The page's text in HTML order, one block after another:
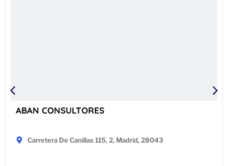
ABAN CONSULTORES
Carretera De Canillas 115, 2, Madrid, 28043